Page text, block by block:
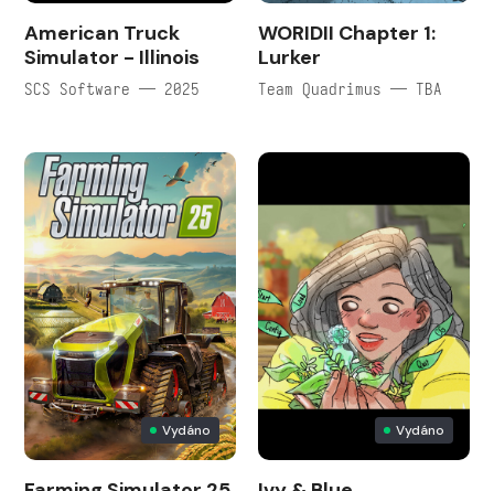
American Truck
Simulator - Illinois
SCS Software — 2025
WORIDII Chapter 1:
Lurker
Team Quadrimus — TBA
Vydáno Vydáno